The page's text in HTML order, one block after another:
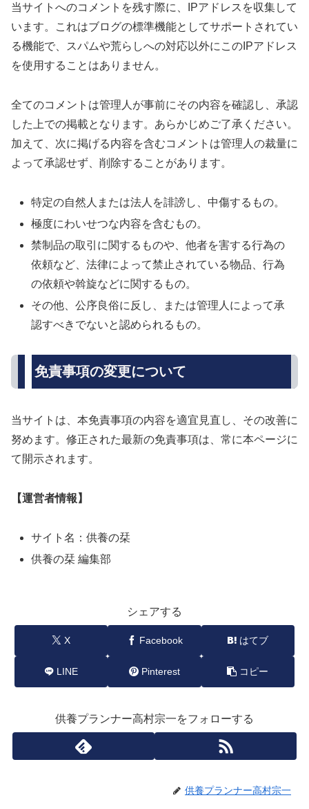
当サイトへのコメントを残す際に、IPアドレスを収集して
います。これはブログの標準機能としてサポートされてい
る機能で、スパムや荒らしへの対応以外にこのIPアドレス
を使用することはありません。
全てのコメントは管理人が事前にその内容を確認し、承認
した上での掲載となります。あらかじめご了承ください。
加えて、次に掲げる内容を含むコメントは管理人の裁量に
よって承認せず、削除することがあります。
特定の自然人または法人を誹謗し、中傷するもの。
極度にわいせつな内容を含むもの。
禁制品の取引に関するものや、他者を害する行為の
依頼など、法律によって禁止されている物品、行為
の依頼や斡旋などに関するもの。
その他、公序良俗に反し、または管理人によって承
認すべきでないと認められるもの。
免責事項の変更について
当サイトは、本免責事項の内容を適宜見直し、その改善に
努めます。修正された最新の免責事項は、常に本ページに
て開示されます。
【運営者情報】
サイト名：供養の栞
供養の栞 編集部
シェアする
X Facebook はてブ
LINE Pinterest コピー
供養プランナー高村宗一をフォローする
供養プランナー高村宗一